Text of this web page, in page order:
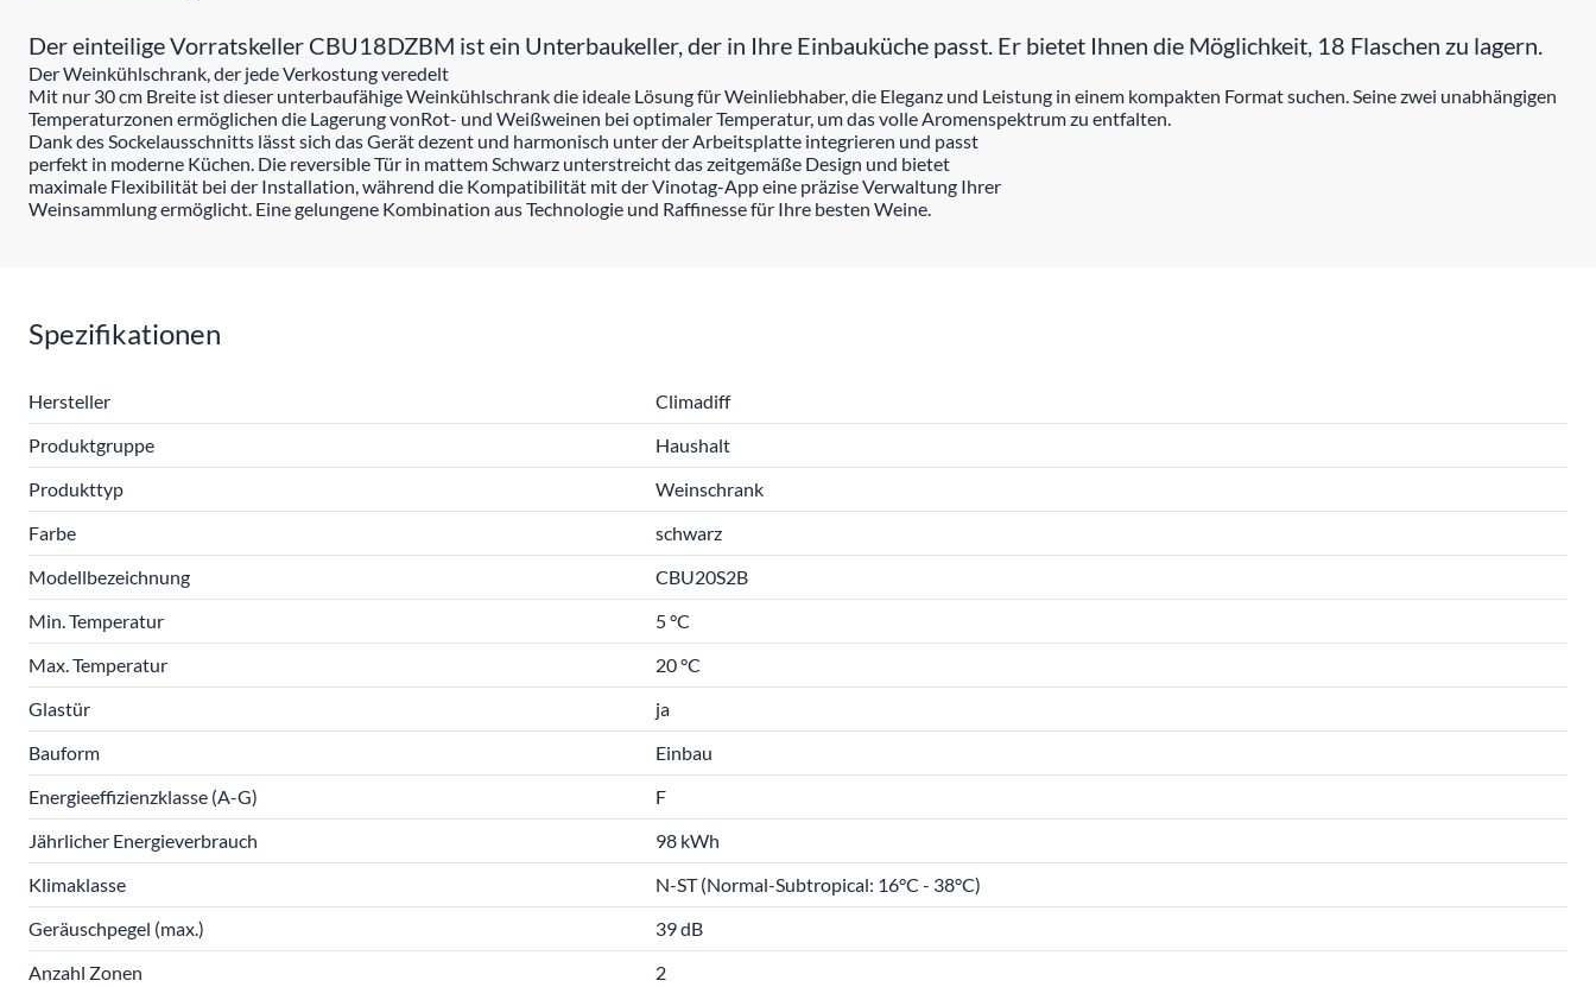
Der einteilige Vorratskeller CBU18DZBM ist ein Unterbaukeller, der in Ihre Einbauküche passt. Er bietet Ihnen die Möglichkeit, 18 Flaschen zu lagern.
Der Weinkühlschrank, der jede Verkostung veredelt
Mit nur 30 cm Breite ist dieser unterbaufähige Weinkühlschrank die ideale Lösung für Weinliebhaber, die Eleganz und Leistung in einem kompakten Format suchen. Seine zwei unabhängigen
Temperaturzonen ermöglichen die Lagerung vonRot- und Weißweinen bei optimaler Temperatur, um das volle Aromenspektrum zu entfalten.
Dank des Sockelausschnitts lässt sich das Gerät dezent und harmonisch unter der Arbeitsplatte integrieren und passt
perfekt in moderne Küchen. Die reversible Tür in mattem Schwarz unterstreicht das zeitgemäße Design und bietet
maximale Flexibilität bei der Installation, während die Kompatibilität mit der Vinotag-App eine präzise Verwaltung Ihrer
Weinsammlung ermöglicht. Eine gelungene Kombination aus Technologie und Raffinesse für Ihre besten Weine.
Spezifikationen
Hersteller
Climadiff
Produktgruppe
Haushalt
Produkttyp
Weinschrank
Farbe
schwarz
Modellbezeichnung
CBU20S2B
Min. Temperatur
5 °C
Max. Temperatur
20 °C
Glastür
ja
Bauform
Einbau
Energieeffizienzklasse (A-G)
F
Jährlicher Energieverbrauch
98 kWh
Klimaklasse
N-ST (Normal-Subtropical: 16°C - 38°C)
Geräuschpegel (max.)
39 dB
Anzahl Zonen
2